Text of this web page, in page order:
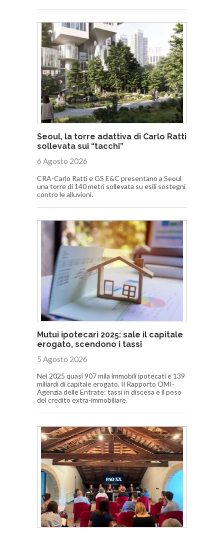
Seoul, la torre adattiva di Carlo Ratti
sollevata sui “tacchi”
6 Agosto 2026
CRA-Carlo Ratti e GS E&C presentano a Seoul
una torre di 140 metri sollevata su esili sostegni
contro le alluvioni.
Mutui ipotecari 2025: sale il capitale
erogato, scendono i tassi
5 Agosto 2026
Nel 2025 quasi 907 mila immobili ipotecati e 139
miliardi di capitale erogato. Il Rapporto OMI-
Agenzia delle Entrate: tassi in discesa e il peso
del credito extra-immobiliare.